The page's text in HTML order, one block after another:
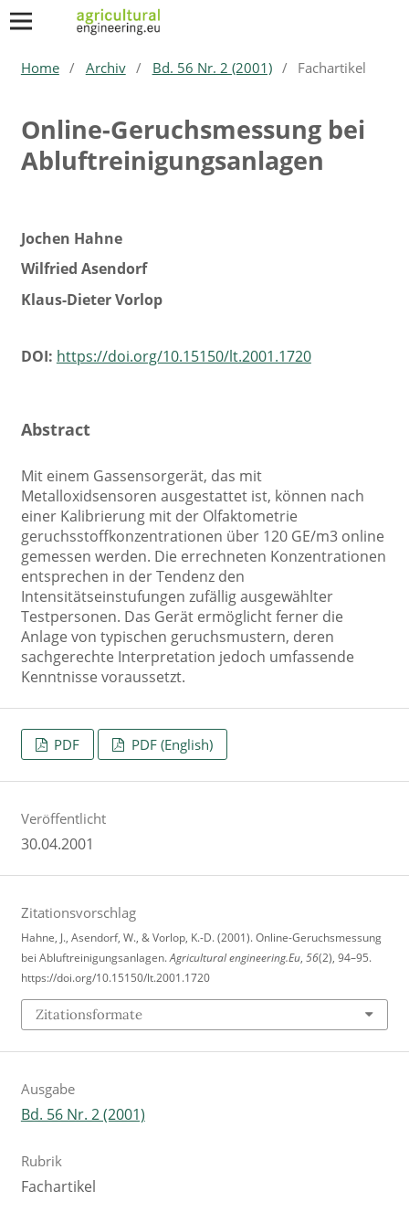
Home / Archiv / Bd. 56 Nr. 2 (2001) / Fachartikel
Online-Geruchsmessung bei
Abluftreinigungsanlagen
Jochen Hahne
Wilfried Asendorf
Klaus-Dieter Vorlop
DOI: https://doi.org/10.15150/lt.2001.1720
Abstract
Mit einem Gassensorgerät, das mit
Metalloxidsensoren ausgestattet ist, können nach
einer Kalibrierung mit der Olfaktometrie
geruchsstoffkonzentrationen über 120 GE/m3 online
gemessen werden. Die errechneten Konzentrationen
entsprechen in der Tendenz den
Intensitätseinstufungen zufällig ausgewählter
Testpersonen. Das Gerät ermöglicht ferner die
Anlage von typischen geruchsmustern, deren
sachgerechte Interpretation jedoch umfassende
Kenntnisse voraussetzt.
PDF PDF (English)
Veröffentlicht
30.04.2001
Zitationsvorschlag
Hahne, J., Asendorf, W., & Vorlop, K.-D. (2001). Online-Geruchsmessung
bei Abluftreinigungsanlagen.Agricultural engineering.Eu, 56(2), 94–95.
https://doi.org/10.15150/lt.2001.1720
Zitationsformate
Ausgabe
Bd. 56 Nr. 2 (2001)
Rubrik
Fachartikel